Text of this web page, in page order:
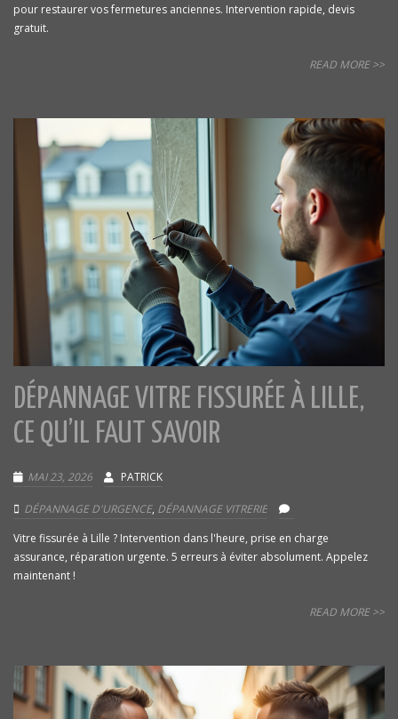
pour restaurer vos fermetures anciennes. Intervention rapide, devis
gratuit.
READ MORE >>
DÉPANNAGE VITRE FISSURÉE À LILLE,
CE QU’IL FAUT SAVOIR
MAI 23, 2026 PATRICK
DÉPANNAGE D'URGENCE, DÉPANNAGE VITRERIE
Vitre fissurée à Lille ? Intervention dans l'heure, prise en charge
assurance, réparation urgente. 5 erreurs à éviter absolument. Appelez
maintenant !
READ MORE >>